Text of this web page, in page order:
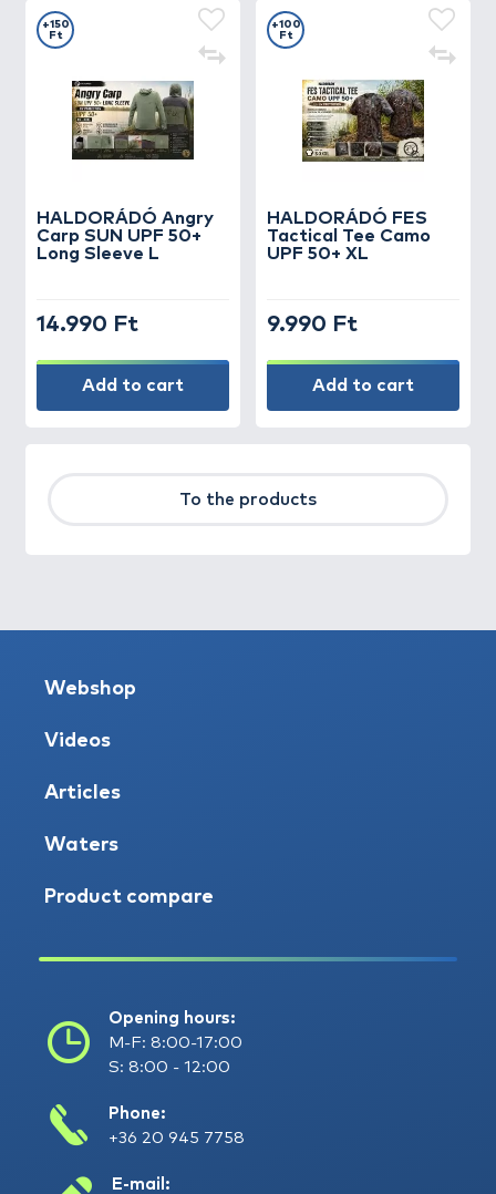
HALDORÁDÓ Angry
Carp SUN UPF 50+
Long Sleeve L
+150
Ft
14.990 Ft
Add to cart
HALDORÁDÓ FES
Tactical Tee Camo
UPF 50+ XL
+100
Ft
9.990 Ft
Add to cart
To the products
Webshop
Videos
Articles
Waters
Product compare
Opening hours:
M-F: 8:00-17:00
S: 8:00 - 12:00
Phone:
+36 20 945 7758
E-mail: